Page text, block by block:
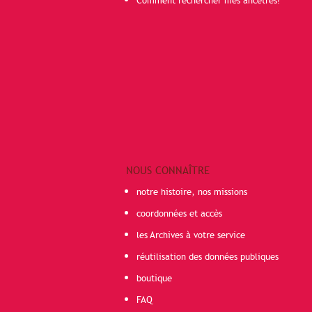
NOUS CONNAÎTRE
notre histoire, nos missions
coordonnées et accès
les Archives à votre service
réutilisation des données publiques
boutique
FAQ